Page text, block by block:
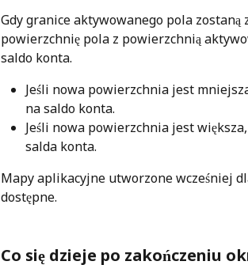
Gdy granice aktywowanego pola
powierzchnię pola z powierzchnią
saldo konta.
Jeśli nowa powierzchnia jest
na saldo konta.
Jeśli nowa powierzchnia jest
salda konta.
Mapy aplikacyjne utworzone wcześniej
dostępne.
Co się dzieje po zakończeniu